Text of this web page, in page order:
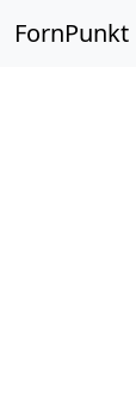
FornPunkt